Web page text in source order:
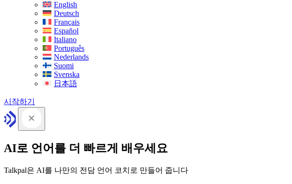
English
Deutsch
Français
Español
Italiano
Português
Nederlands
Suomi
Svenska
日本語
시작하기
AI로 언어를 더 빠르게 배우세요
Talkpal은 AI를 나만의 전담 언어 코치로 만들어 줍니다